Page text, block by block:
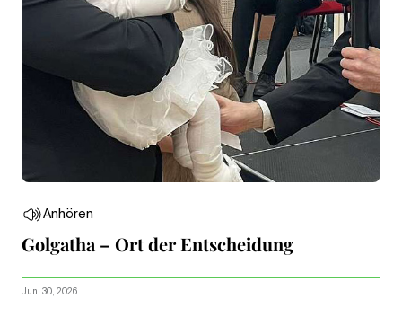
Anhören
Golgatha – Ort der Entscheidung
Juni 30, 2026